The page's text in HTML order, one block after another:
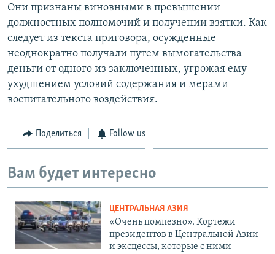
Они признаны виновными в превышении
должностных полномочий и получении взятки. Как
следует из текста приговора, осужденные
неоднократно получали путем вымогательства
деньги от одного из заключенных, угрожая ему
ухудшением условий содержания и мерами
воспитательного воздействия.
Поделиться Follow us
Вам будет интересно
ЦЕНТРАЛЬНАЯ АЗИЯ
«Очень помпезно». Кортежи
президентов в Центральной Азии
и эксцессы, которые с ними